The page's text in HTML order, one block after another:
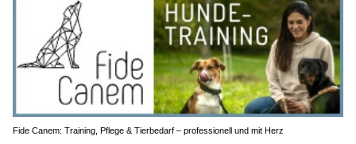
Fide Canem: Training, Pflege & Tierbedarf – professionell und mit Herz